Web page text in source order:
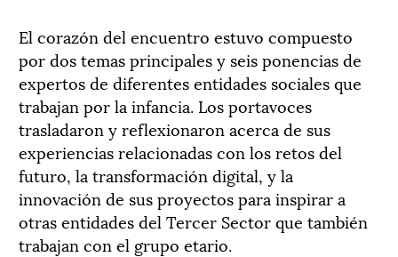
El corazón del encuentro estuvo compuesto
por dos temas principales y seis ponencias de
expertos de diferentes entidades sociales que
trabajan por la infancia. Los portavoces
trasladaron y reflexionaron acerca de sus
experiencias relacionadas con los retos del
futuro, la transformación digital, y la
innovación de sus proyectos para inspirar a
otras entidades del Tercer Sector que también
trabajan con el grupo etario.